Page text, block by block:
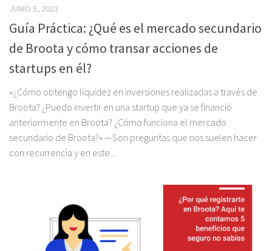
JUNIO 5, 2023
Guía Práctica: ¿Qué es el mercado secundario
de Broota y cómo transar acciones de
startups en él?
«¿Cómo obtengo liquidez en inversiones realizadas a través de
Broota? ¿Puedo invertir en una startup que ya se financió
anteriormente en Broota? ¿Cómo funciona el mercado
secundario de Broota?» —Son preguntas que nos suelen hacer
con recurrencia y en este...